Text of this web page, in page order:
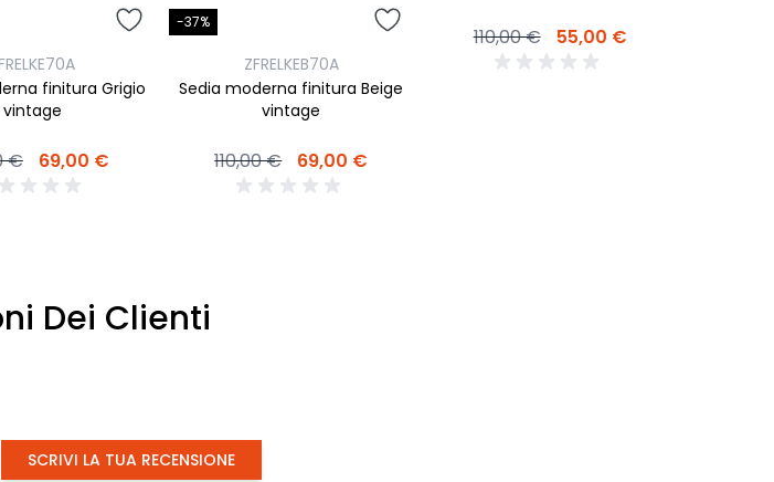
finitura Grigio
vintage
€ 69,00 €
-37%
ZFRELKEB70A
Sedia moderna finitura Beige
vintage
110,00 € 69,00 €
110,00 € 55,00 €
Dei Clienti
SCRIVI LA TUA RECENSIONE